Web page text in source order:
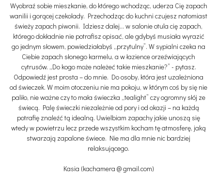
Wyobraź sobie mieszkanie, do którego wchodząc, uderza Cię zapach
wanilii i gorącej czekolady. Przechodząc do kuchni czujesz natomiast
świeży zapach piwonii. Idziesz dalej... w salonie otula cię zapach,
którego dokładnie nie potrafisz opisać, ale gdybyś musiała wyrazić
go jednym słowem, powiedziałabyś „przytulny”. W sypialni czeka na
Ciebie zapach słonego karmelu, a w łazience orzeźwiających
cytrusów. „Do kogo może należeć takie mieszkanie?” - pytasz.
Odpowiedź jest prosta – do mnie. Do osoby, która jest uzależniona
od świeczek. W moim otoczeniu nie ma pokoju, w którym coś by się nie
paliło, nie ważne czy to mała świeczka „tealight” czy ogromny słój ze
świecą. Palę świeczki niezależnie od pory i od okazji – na każdą
potrafię znaleźć tą idealną. Uwielbiam zapachy jakie unoszą się
wtedy w powietrzu lecz przede wszystkim kocham tę atmosferę, jaką
stwarzają zapalone świece. Nie ma dla mnie nic bardziej
relaksującego.
Kasia (kachamera @ gmail.com)